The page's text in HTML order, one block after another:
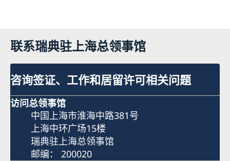
联系瑞典驻上海总领事馆
咨询签证、工作和居留许可相关问题
访问总领事馆
中国上海市淮海中路381号
上海中环广场15楼
瑞典驻上海总领事馆
邮编： 200020